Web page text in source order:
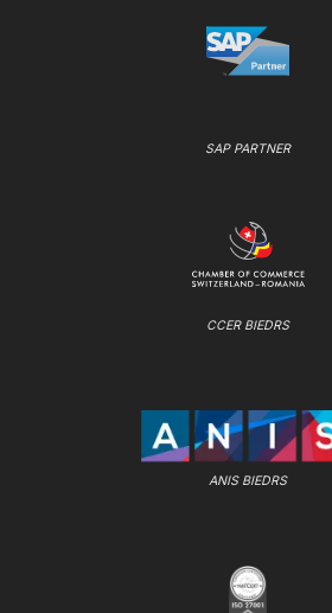
SAP PARTNER
CCER BIEDRS
ANIS BIEDRS